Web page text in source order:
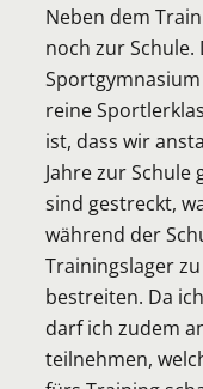
Neben dem
noch zur Schule.
reine
ist, dass wir
Jahre zur Schule
sind gestreckt,
während der
Trainingslager
bestreiten. Da
darf ich zudem
teilnehmen,